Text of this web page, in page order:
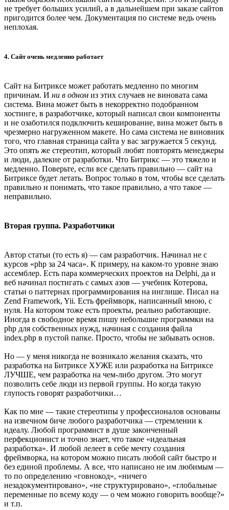
не требует больших усилий, а в дальнейшем при заказе сайтов
пригодится более чем. Документация по системе ведь очень
неплохая.
4. Сайт очень медленно работает
Сайт на Битриксе может работать медленно по многим
причинам. И ни в одном из этих случаев не виновата сама
система. Вина может быть в некорректно подобранном
хостинге, в разработчике, который написал свои компоненты
и не озаботился подключить кеширование, вина может быть в
чрезмерно нагруженном макете. Но сама система не виновник
того, что главная страница сайта у вас загружается 5 секунд.
Это опять же стереотип, который любят повторять менеджеры
и люди, далекие от разработки. Что Битрикс — это тяжело и
медленно. Поверьте, если все сделать правильно — сайт на
Битриксе будет летать. Вопрос только в том, чтобы все сделать
правильно и понимать, что такое правильно, а что такое —
неправильно.
Вторая группа. Разработчики
Автор статьи (то есть я) — сам разработчик. Начинал не с
курсов «php за 24 часа». К примеру, на каком-то уровне знаю
ассемблер. Есть пара коммерческих проектов на Delphi, да и
веб начинал постигать с самых азов — учебник Котерова,
статьи о паттернах программирования на инглише. Писал на
Zend Framework, Yii. Есть фреймворк, написанный мною, с
нуля. На котором тоже есть проекты, реально работающие.
Иногда в свободное время пишу небольшие программки на
php для собственных нужд, начиная с создания файла
index.php в пустой папке. Просто, чтобы не забывать основ.
Но — у меня никогда не возникало желания сказать, что
разработка на Битриксе ХУЖЕ или разработка на Битриксе
ЛУЧШЕ, чем разработка на чем-либо другом. Это могут
позволить себе люди из первой группы. Но когда такую
глупость говорят разработчики…
Как по мне — такие стереотипы у профессионалов основаны
на извечном биче любого разработчика — стремлении к
идеалу. Любой программист в душе законченный
перфекционист и точно знает, что такое «идеальная
разработка». И любой лелеет в себе мечту создания
фреймворка, на котором можно писать любой сайт быстро и
без единой проблемы. А все, что написано не им любимым —
то по определению «говнокод», «ничего
незадокументировано», «не структурировано», «глобальные
переменные по всему коду — о чем можно говорить вообще?»
и т.п.